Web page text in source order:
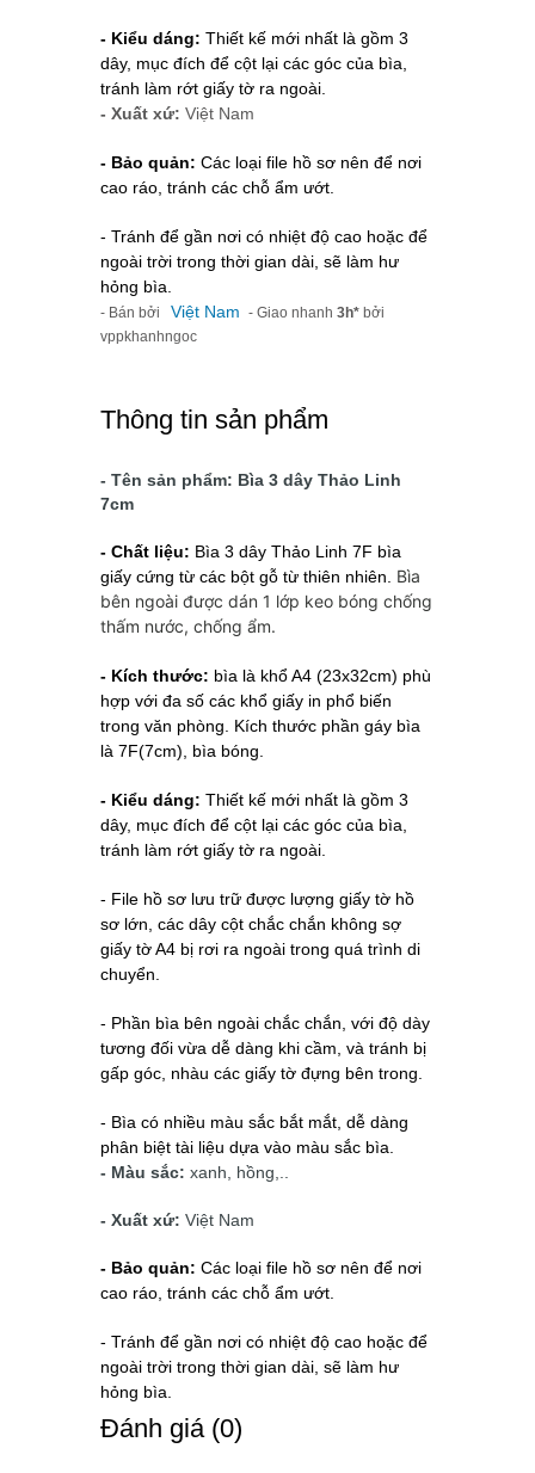
- Kiểu dáng: Thiết kế mới nhất là gồm 3
dây, mục đích để cột lại các góc của bìa,
tránh làm rớt giấy tờ ra ngoài.
- Xuất xứ: Việt Nam
- Bảo quản: Các loại file hồ sơ nên để nơi
cao ráo, tránh các chỗ ẩm ướt.
- Tránh để gần nơi có nhiệt độ cao hoặc để
ngoài trời trong thời gian dài, sẽ làm hư
hỏng bìa.
- Bán bởi Việt Nam - Giao nhanh 3h* bởi
vppkhanhngoc
Thông tin sản phẩm
- Tên sản phẩm: Bìa 3 dây Thảo Linh
7cm
- Chất liệu: Bìa 3 dây Thảo Linh 7F bìa
giấy cứng từ các bột gỗ từ thiên nhiên. Bìa
bên ngoài được dán 1 lớp keo bóng chống
thấm nước, chống ẩm.
- Kích thước: bìa là khổ A4 (23x32cm) phù
hợp với đa số các khổ giấy in phổ biến
trong văn phòng. Kích thước phần gáy bìa
là 7F(7cm), bìa bóng.
- Kiểu dáng: Thiết kế mới nhất là gồm 3
dây, mục đích để cột lại các góc của bìa,
tránh làm rớt giấy tờ ra ngoài.
- File hồ sơ lưu trữ được lượng giấy tờ hồ
sơ lớn, các dây cột chắc chắn không sợ
giấy tờ A4 bị rơi ra ngoài trong quá trình di
chuyển.
- Phần bìa bên ngoài chắc chắn, với độ dày
tương đối vừa dễ dàng khi cầm, và tránh bị
gấp góc, nhàu các giấy tờ đựng bên trong.
- Bìa có nhiều màu sắc bắt mắt, dễ dàng
phân biệt tài liệu dựa vào màu sắc bìa.
- Màu sắc: xanh, hồng,..
- Xuất xứ: Việt Nam
- Bảo quản: Các loại file hồ sơ nên để nơi
cao ráo, tránh các chỗ ẩm ướt.
- Tránh để gần nơi có nhiệt độ cao hoặc để
ngoài trời trong thời gian dài, sẽ làm hư
hỏng bìa.
Ðánh giá (0)